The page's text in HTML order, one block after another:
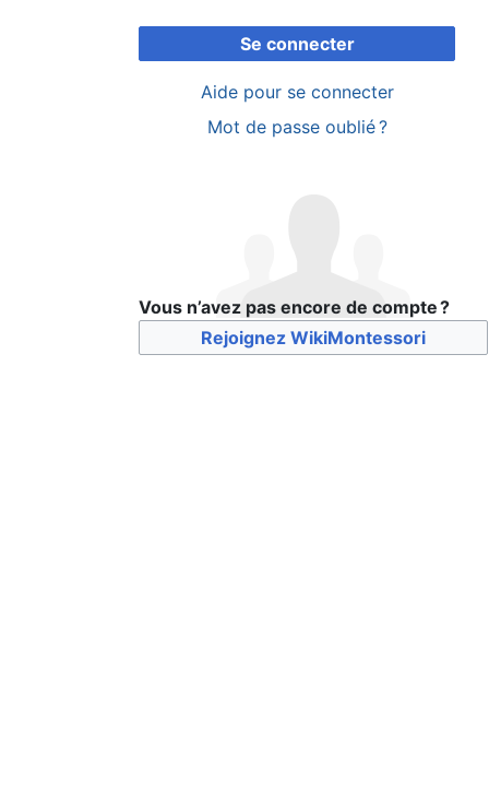
Se connecter
Aide pour se connecter
Mot de passe oublié ?
Vous n’avez pas encore de compte ?
Rejoignez WikiMontessori